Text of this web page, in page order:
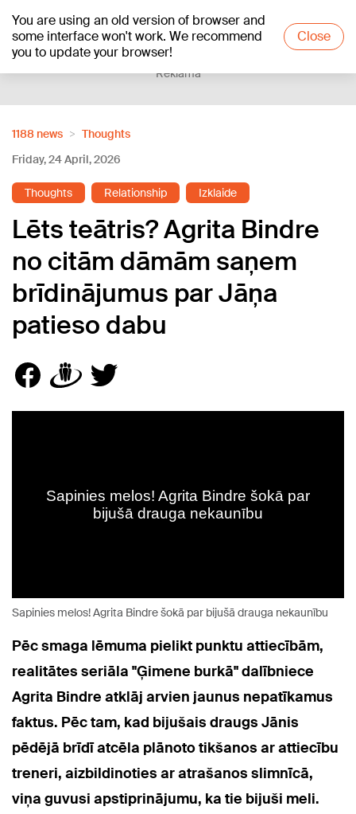
You are using an old version of browser and
some interface won't work. We recommend
you to update your browser!
Close
+21°C
Reklāma
1188 news
Thoughts
Friday, 24 April, 2026
Thoughts Relationship Izklaide
Lēts teātris? Agrita Bindre
no citām dāmām saņem
brīdinājumus par Jāņa
patieso dabu
Sapinies melos! Agrita Bindre šokā par bijušā drauga nekaunību
Pēc smaga lēmuma pielikt punktu attiecībām,
realitātes seriāla "Ģimene burkā" dalībniece
Agrita Bindre atklāj arvien jaunus nepatīkamus
faktus. Pēc tam, kad bijušais draugs Jānis
pēdējā brīdī atcēla plānoto tikšanos ar attiecību
treneri, aizbildinoties ar atrašanos slimnīcā,
viņa guvusi apstiprinājumu, ka tie bijuši meli.